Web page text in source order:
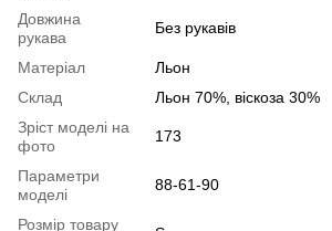
Довжина
рукава
Без рукавів
Матеріал
Льон
Склад
Льон 70%, віскоза 30%
Зріст моделі на
фото
173
Параметри
моделі
88-61-90
Розмір товару